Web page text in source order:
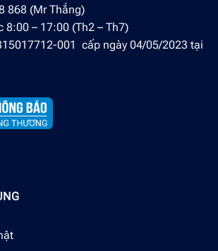
868 (Mr Thắng)
8:00 – 17:00 (Th2 – Th7)
001 cấp ngày 04/05/2023 tại